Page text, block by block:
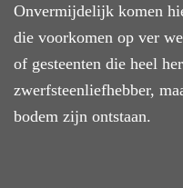
Onvermijdelijk komen
die voorkomen op ver
of gesteenten die heel
zwerfsteenliefhebber,
bodem zijn ontstaan.